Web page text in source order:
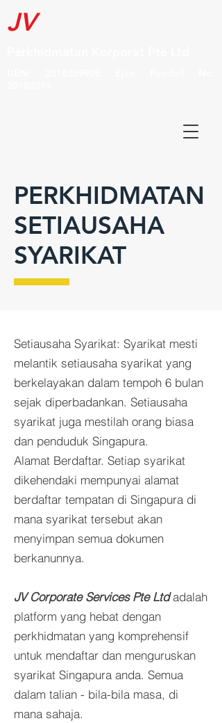
JV
Setiausaha Syarikat: Syarikat mesti
melantik setiausaha syarikat yang
berkelayakan dalam tempoh 6 bulan
sejak diperbadankan. Setiausaha
syarikat juga mestilah orang biasa
dan penduduk Singapura.
Alamat Berdaftar. Setiap syarikat
dikehendaki mempunyai alamat
berdaftar tempatan di Singapura di
mana syarikat tersebut akan
menyimpan semua dokumen
berkanunnya.
JV Corporate Services Pte Ltdadalah
platform yang hebat dengan
perkhidmatan yang komprehensif
untuk mendaftar dan menguruskan
syarikat Singapura anda. Semua
dalam talian - bila-bila masa, di
mana sahaja.
PERKHIDMATAN
SETIAUSAHA
SYARIKAT